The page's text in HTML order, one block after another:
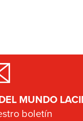
MUNDO
boletín